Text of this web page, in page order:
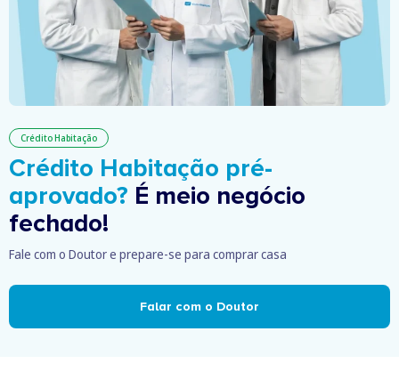
Crédito Habitação
Crédito Habitação pré-
aprovado? É meio negócio
fechado!
Fale com o Doutor e prepare-se para comprar casa
Falar com o Doutor